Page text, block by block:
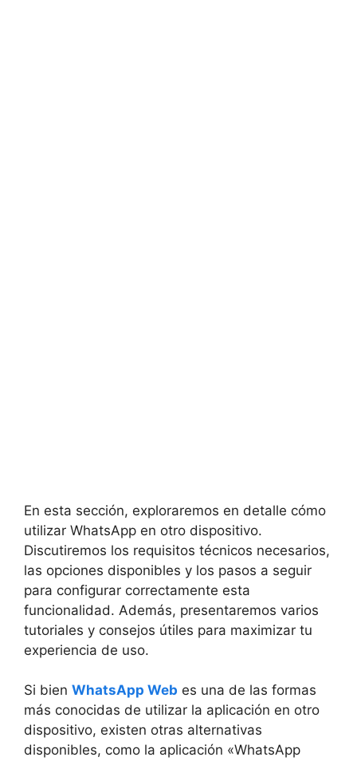
En esta sección, exploraremos en detalle cómo
utilizar WhatsApp en otro dispositivo.
Discutiremos los requisitos técnicos necesarios,
las opciones disponibles y los pasos a seguir
para configurar correctamente esta
funcionalidad. Además, presentaremos varios
tutoriales y consejos útiles para maximizar tu
experiencia de uso.
Si bien WhatsApp Web es una de las formas
más conocidas de utilizar la aplicación en otro
dispositivo, existen otras alternativas
disponibles, como la aplicación «WhatsApp